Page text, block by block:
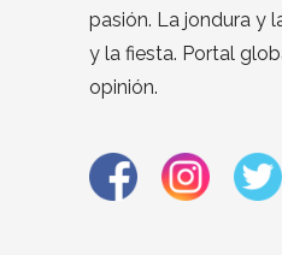
pasión. La jondura y
y la fiesta. Portal
opinión.